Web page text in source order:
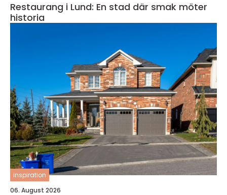
Restaurang i Lund: En stad där smak möter
historia
inspiration
06. August 2026